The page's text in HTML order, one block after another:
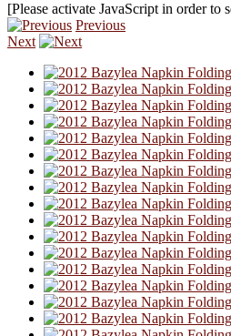
[Please activate JavaScript in order to
Previous
Next